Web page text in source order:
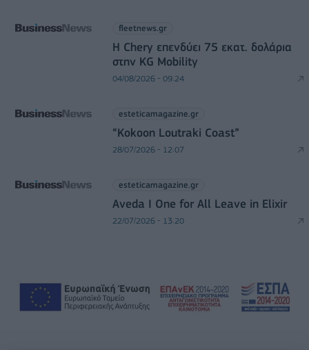
fleetnews.gr
Η Chery επενδύει 75 εκατ. δολάρια
στην KG Mobility
04/08/2026 - 09:24
esteticamagazine.gr
“Kokoon Loutraki Coast”
28/07/2026 - 12:07
esteticamagazine.gr
Aveda I One for All Leave in Elixir
22/07/2026 - 13:20